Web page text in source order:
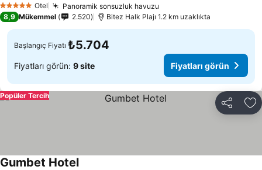
5 Yıldız Otel Panoramik sonsuzluk havuzu
8,9 Mükemmel 2.520 Bitez Halk Plajı 1.2 km uzaklıkta
Başlangıç Fiyatı ₺5.704
Fiyatları görün: 9 site Fiyatları görün
Paylaş
Popüler Tercih
Gumbet Hotel